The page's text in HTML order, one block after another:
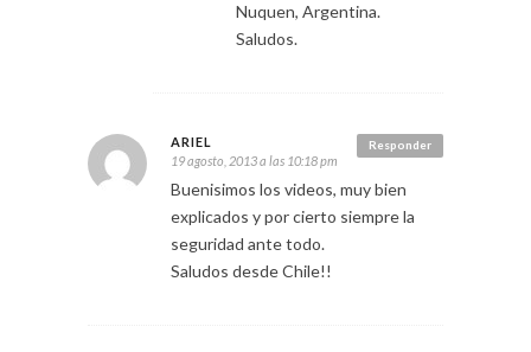
Nuquen, Argentina.
Saludos.
Responder
ARIEL
19 agosto, 2013 a las 10:18 pm
Buenisimos los videos, muy bien
explicados y por cierto siempre la
seguridad ante todo.
Saludos desde Chile!!